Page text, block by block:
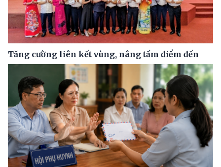
Tăng cường liên kết vùng, nâng tầm điểm đến